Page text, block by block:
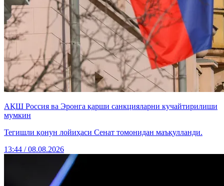
АҚШ Россия ва Эронга қарши санкцияларни кучайтирилиши
мумкин
Тегишли қонун лойиҳаси Сенат томонидан маъқулланди.
13:44 / 08.08.2026